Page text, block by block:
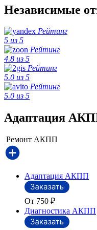
Независимые
Рейтинг
5 из 5
Рейтинг
4.8 из 5
Рейтинг
5.0 из 5
Рейтинг
5.0 из 5
Адаптация
Ремонт АКПП
Адаптация АКПП
От 750 ₽
Диагностика АКПП